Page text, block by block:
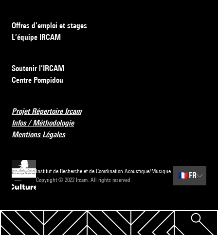
Offres d’emploi et stages
L’équipe IRCAM
Soutenir l’IRCAM
Centre Pompidou
Projet Répertoire Ircam
Infos / Méthodologie
Mentions Légales
Institut de Recherche et de Coordination Acoustique/Musique
Copyright © 2022 Ircam. All rights reserved.
🇫🇷 FR